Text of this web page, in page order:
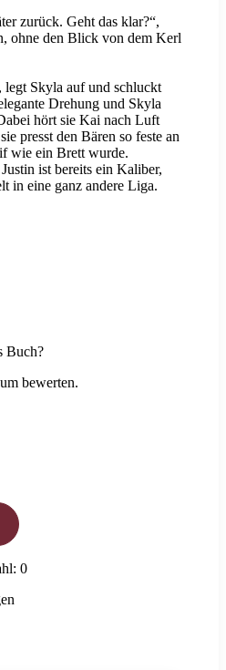
zurück. Geht das klar?“,
ohne den Blick von dem Kerl
legt Skyla auf und schluckt
Drehung und Skyla
hört sie Kai nach Luft
presst den Bären so feste an
wie ein Brett wurde.
ist bereits ein Kaliber,
in eine ganz andere Liga.
Buch?
bewerten.
0